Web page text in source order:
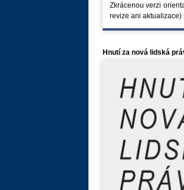
Zkrácenou verzi
revize ani aktualizace)
Hnutí za nová lidská